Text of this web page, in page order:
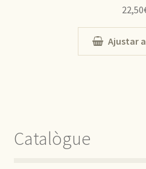
22,50
Ajustar
Catalògue